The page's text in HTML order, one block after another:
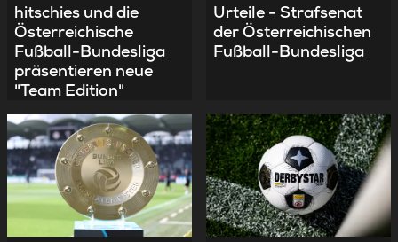
hitschies und die
Österreichische
Fußball-Bundesliga
präsentieren neue
"Team Edition"
Urteile - Strafsenat
der Österreichischen
Fußball-Bundesliga